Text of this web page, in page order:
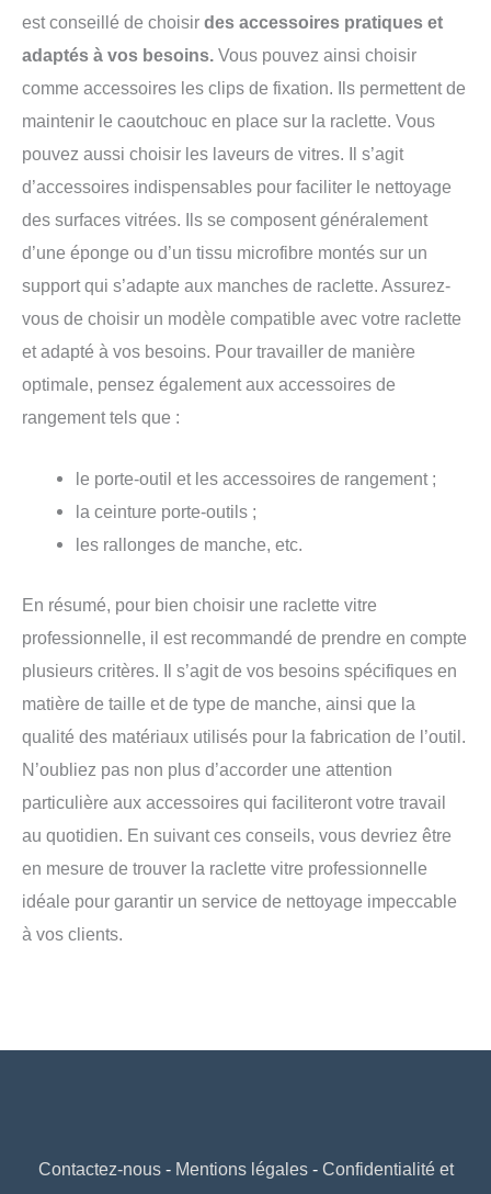
est conseillé de choisir des accessoires pratiques et
adaptés à vos besoins. Vous pouvez ainsi choisir
comme accessoires les clips de fixation. Ils permettent de
maintenir le caoutchouc en place sur la raclette. Vous
pouvez aussi choisir les laveurs de vitres. Il s’agit
d’accessoires indispensables pour faciliter le nettoyage
des surfaces vitrées. Ils se composent généralement
d’une éponge ou d’un tissu microfibre montés sur un
support qui s’adapte aux manches de raclette. Assurez-
vous de choisir un modèle compatible avec votre raclette
et adapté à vos besoins. Pour travailler de manière
optimale, pensez également aux accessoires de
rangement tels que :
le porte-outil et les accessoires de rangement ;
la ceinture porte-outils ;
les rallonges de manche, etc.
En résumé, pour bien choisir une raclette vitre
professionnelle, il est recommandé de prendre en compte
plusieurs critères. Il s’agit de vos besoins spécifiques en
matière de taille et de type de manche, ainsi que la
qualité des matériaux utilisés pour la fabrication de l’outil.
N’oubliez pas non plus d’accorder une attention
particulière aux accessoires qui faciliteront votre travail
au quotidien. En suivant ces conseils, vous devriez être
en mesure de trouver la raclette vitre professionnelle
idéale pour garantir un service de nettoyage impeccable
à vos clients.
Contactez-nous- Mentions légales- Confidentialité et